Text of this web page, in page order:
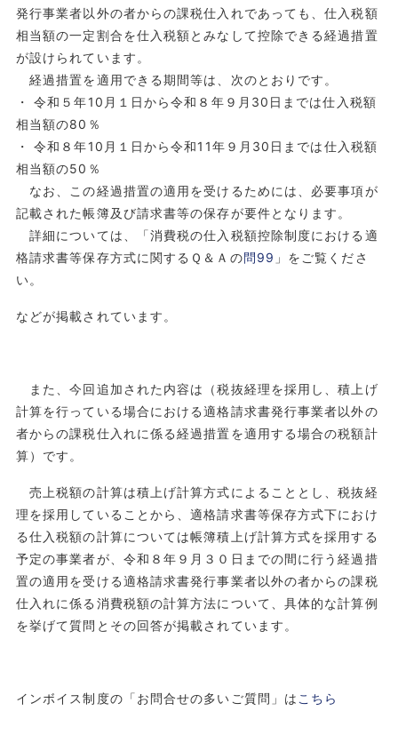
発行事業者以外の者からの課税仕入れであっても、仕入税額
相当額の一定割合を仕入税額とみなして控除できる経過措置
が設けられています。
経過措置を適用できる期間等は、次のとおりです。
・ 令和５年10月１日から令和８年９月30日までは仕入税額
相当額の80％
・ 令和８年10月１日から令和11年９月30日までは仕入税額
相当額の50％
なお、この経過措置の適用を受けるためには、必要事項が
記載された帳簿及び請求書等の保存が要件となります。
詳細については、「消費税の仕入税額控除制度における適
格請求書等保存方式に関するＱ＆Ａの問99 」をご覧くださ
い。
などが掲載されています。
また、今回追加された内容は（税抜経理を採用し、積上げ
計算を行っている場合における適格請求書発行事業者以外の
者からの課税仕入れに係る経過措置を適用する場合の税額計
算）です。
売上税額の計算は積上げ計算方式によることとし、税抜経
理を採用していることから、適格請求書等保存方式下におけ
る仕入税額の計算については帳簿積上げ計算方式を採用する
予定の事業者が、令和８年９月３０日までの間に行う経過措
置の適用を受ける適格請求書発行事業者以外の者からの課税
仕入れに係る消費税額の計算方法について、具体的な計算例
を挙げて質問とその回答が掲載されています。
インボイス制度の「お問合せの多いご質問」は こちら